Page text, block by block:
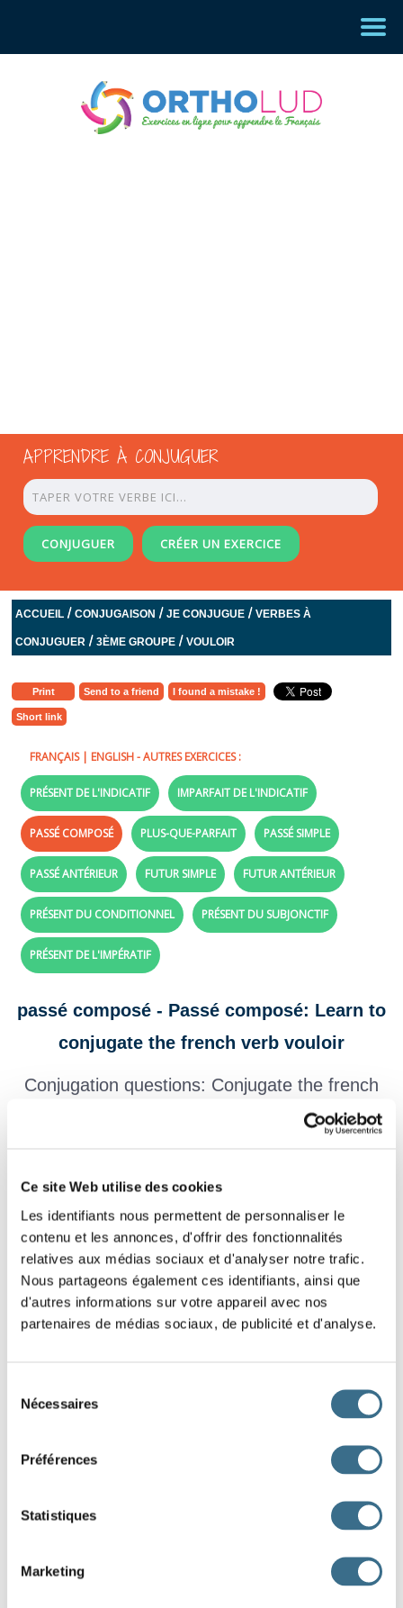
Ce site Web utilise des cookies
Les identifiants nous permettent de personnaliser le
contenu et les annonces, d'offrir des fonctionnalités
relatives aux médias sociaux et d'analyser notre trafic.
Nous partageons également ces identifiants, ainsi que
d'autres informations sur votre appareil avec nos
partenaires de médias sociaux, de publicité et d'analyse.
Nécessaires
Préférences
Statistiques
Marketing
APPRENDRE À CONJUGUER
CONJUGUER CRÉER UN EXERCICE
ACCUEIL /CONJUGAISON /JE CONJUGUE /VERBES À
CONJUGUER /3ÈME GROUPE /VOULOIR
Print Send to a friend I found a mistake !
Short link
FRANÇAIS| ENGLISH- AUTRES EXERCICES :
PRÉSENT DE L'INDICATIF IMPARFAIT DE L'INDICATIF
PASSÉ COMPOSÉ PLUS-QUE-PARFAIT PASSÉ SIMPLE
PASSÉ ANTÉRIEUR FUTUR SIMPLE FUTUR ANTÉRIEUR
PRÉSENT DU CONDITIONNEL PRÉSENT DU SUBJONCTIF
PRÉSENT DE L'IMPÉRATIF
passé composé - Passé composé: Learn to
conjugate the french verb vouloir
Conjugation questions: Conjugate the french
Question 1.
vouloir - Indicatif Passé composé
vous
Question 2.
vouloir - Indicatif Passé composé
nous